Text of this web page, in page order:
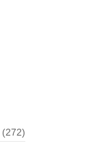
(272)